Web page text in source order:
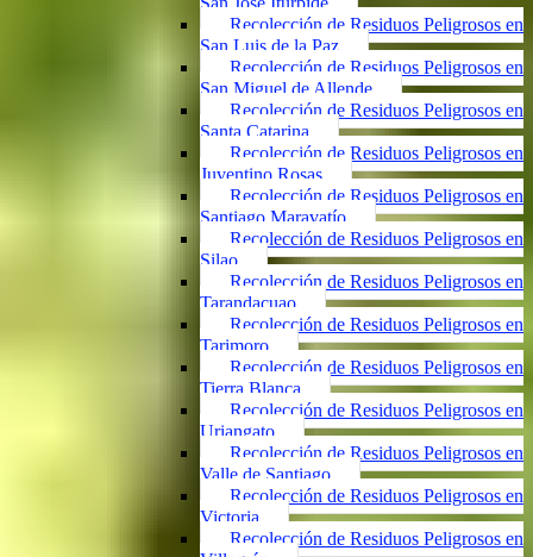
Recolección de Residuos Peligrosos en
San Luis de la Paz
Recolección de Residuos Peligrosos en
San Miguel de Allende
Recolección de Residuos Peligrosos en
Santa Catarina
Recolección de Residuos Peligrosos en
Juventino Rosas
Recolección de Residuos Peligrosos en
Santiago Maravatío
Recolección de Residuos Peligrosos en
Silao
Recolección de Residuos Peligrosos en
Tarandacuao
Recolección de Residuos Peligrosos en
Tarimoro
Recolección de Residuos Peligrosos en
Tierra Blanca
Recolección de Residuos Peligrosos en
Uriangato
Recolección de Residuos Peligrosos en
Valle de Santiago
Recolección de Residuos Peligrosos en
Victoria
Recolección de Residuos Peligrosos en